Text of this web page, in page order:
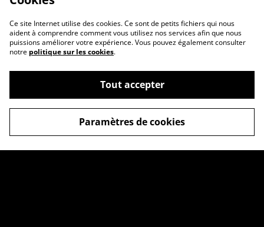
Ce site Internet utilise des cookies. Ce sont de petits fichiers qui nous
aident à comprendre comment vous utilisez nos services afin que nous
puissions améliorer votre expérience. Vous pouvez également consulter
notre politique sur les cookies.
Tout accepter
Paramètres de cookies